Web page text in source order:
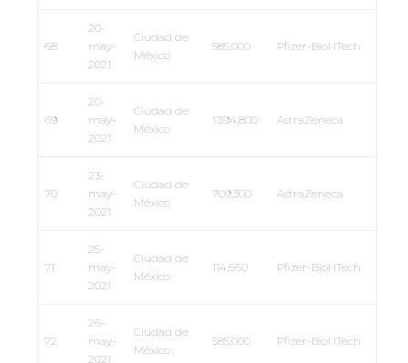
68
20-
may-
2021
Ciudad de
México
585,000 Pfizer-BioNTech
69
20-
may-
2021
Ciudad de
México
1’394,800 AstraZeneca
70
23-
may-
2021
Ciudad de
México
709,300 AstraZeneca
71
25-
may-
2021
Ciudad de
México
114,660 Pfizer-BioNTech
72
26-
may-
2021
Ciudad de
México
585,000 Pfizer-BioNTech